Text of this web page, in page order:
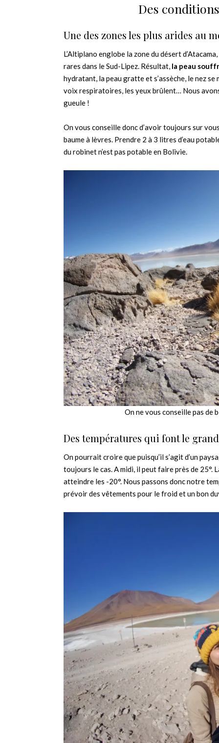
Des
Une des zones les plus arides au
L’Altiplano englobe la zone du désert d’Atacama,
rares dans le Sud-Lipez. Résultat, la peau
hydratant, la peau gratte et s’assèche, le nez
voix respiratoires, les yeux brûlent… Nous
gueule !
On vous conseille donc d’avoir toujours sur
baume à lèvres. Prendre 2 à 3 litres d’eau
du robinet n’est pas potable en Bolivie.
On ne vous conseille pas de
Des températures qui font le
On pourrait croire que puisqu’il s’agit d’un
toujours le cas. A midi, il peut faire près de
atteindre les -20°. Nous passons donc notre
prévoir des vêtements pour le froid et un bon